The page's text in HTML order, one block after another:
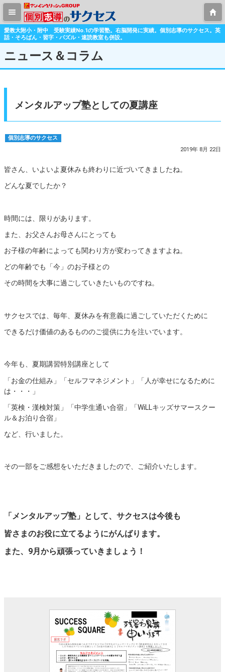
愛教大附小・附中 受験実績No.1の学習塾。右脳開発に実績。個別志導のサクセス。英
話・そろばん・習字・パズル・速読教室も併設。
ニュース＆コラム
メンタルアップ塾としての夏講座
個別志導のサクセス
2019年 8月 22日
皆さん、いよいよ夏休みも終わりに近づいてきましたね。
どんな夏でしたか？
時間には、限りがあります。
また、お父さんお母さんにとっても
お子様の年齢によっても関わり方が変わってきますよね。
どの年齢でも「今」のお子様との
その時間を大事に過ごしていきたいものですね。
サクセスでは、毎年、夏休みを有意義に過ごしていただくために
できるだけ価値のあるもののご提供に力を注いでいます。
今年も、夏期講習特別講座として
「お金の仕組み」「セルフマネジメント」「人が幸せになるために
は・・・」
「英検・漢検対策」「中学生通い合宿」「WiLLキッズサマースクー
ル＆お泊り合宿」
など、行いました。
その一部をご感想をいただきましたので、ご紹介いたします。
「メンタルアップ塾」として、サクセスは今後も
皆さまのお役に立てるようにがんばります。
また、9月から頑張っていきましょう！